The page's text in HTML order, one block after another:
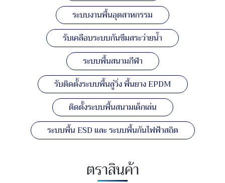
ระบบงานพื้นอุตสาหกรรม
รับเคลือบระบบกันซึมสระว่ายน้ำ
ระบบพื้นสนามกีฬา
รับติดตั้งระบบพื้นลู่วิ่ง พื้นยาง EPDM
ติดตั้งระบบพื้นสนามเด็กเล่น
ระบบพื้น ESD และ ระบบพื้นกันไฟฟ้าสถิต
ตราสินค้า